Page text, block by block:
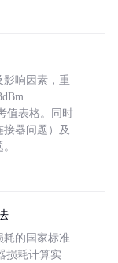
影响因素，重
值表格。同时
器问题）及
耗的国家标准
损耗计算实